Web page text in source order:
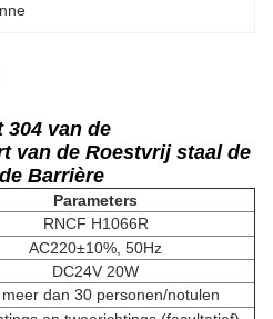
van de
van de Roestvrij staal de
Barrière
Parameters
RNCF H1066R
AC220±10%, 50Hz
DC24V 20W
meer dan 30 personen/notulen